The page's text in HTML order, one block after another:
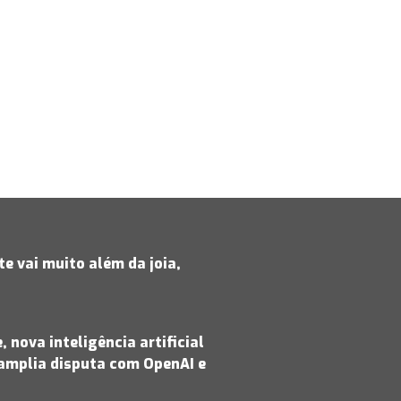
vai muito além da joia,
nova inteligência artificial
disputa com OpenAI e